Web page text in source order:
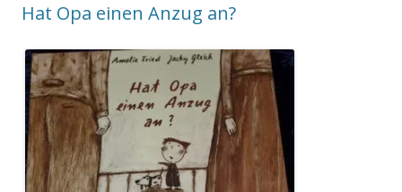
Hat Opa einen Anzug an?